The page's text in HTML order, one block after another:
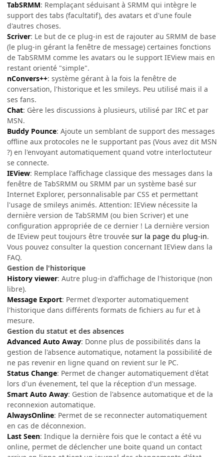
TabSRMM: Remplaçant séduisant à SRMM qui intègre le
support des tabs (facultatif), des avatars et d'une foule
d'autres choses.
Scriver: Le but de ce plug-in est de rajouter au SRMM de base
(le plug-in gérant la fenêtre de message) certaines fonctions
de TabSRMM comme les avatars ou le support IEView mais en
restant orienté "simple".
nConvers++: système gérant à la fois la fenêtre de
conversation, l'historique et les smileys. Peu utilisé mais il a
ses fans.
Chat: Gère les discussions à plusieurs, utilisé par IRC et par
MSN.
Buddy Pounce: Ajoute un semblant de support des messages
offline aux protocoles ne le supportant pas (Vous avez dit MSN
?) en l'envoyant automatiquement quand votre interloctuteur
se connecte.
IEView: Remplace l'affichage classique des messages dans la
fenêtre de TabSRMM ou SRMM par un système basé sur
Internet Explorer, personnalisable par CSS et permettant
l'usage de smileys animés. Attention: IEView nécessite la
dernière version de TabSRMM (ou bien Scriver) et une
configuration appropriée de ce dernier ! La dernière version
de IEview peut toujours être trouvée sur la page du plug-in.
Vous pouvez consulter la question concernant IEView dans la
FAQ.
Gestion de l'historique
History viewer: Autre plug-in d'affichage de l'historique (non
libre).
Message Export: Permet d'exporter automatiquement
l'historique dans différents formats de fichiers au fur et à
mesure.
Gestion du statut et des absences
Advanced Auto Away: Donne plus de possibilités dans la
gestion de l'absence automatique, notament la possibilité de
ne pas revenir en ligne quand on revient sur le PC.
Status Change: Permet de changer automatiquement d'état
lors d'un évenement, tel que la réception d'un message.
Smart Auto Away: Gestion de l'absence automatique et de la
reconnexion automatique.
AlwaysOnline: Permet de se reconnecter automatiquement
en cas de déconnexion.
Last Seen: Indique la dernière fois que le contact a été vu
online, permet de déclencher une boite quand un contact